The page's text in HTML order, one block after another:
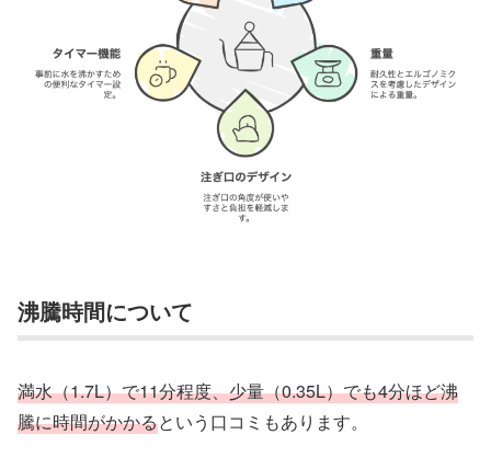
沸騰時間について
満水（1.7L）で11分程度、少量（0.35L）でも4分ほど沸
騰に時間がかかるという口コミもあります。